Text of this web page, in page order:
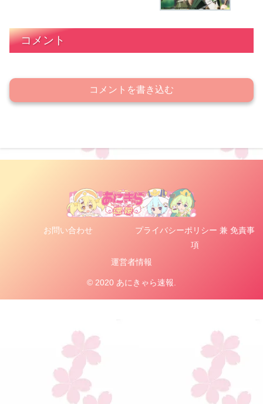
コメント
コメントを書き込む
お問い合わせ
プライバシーポリシー 兼 免責事
項
運営者情報
© 2020 あにきゃら速報.